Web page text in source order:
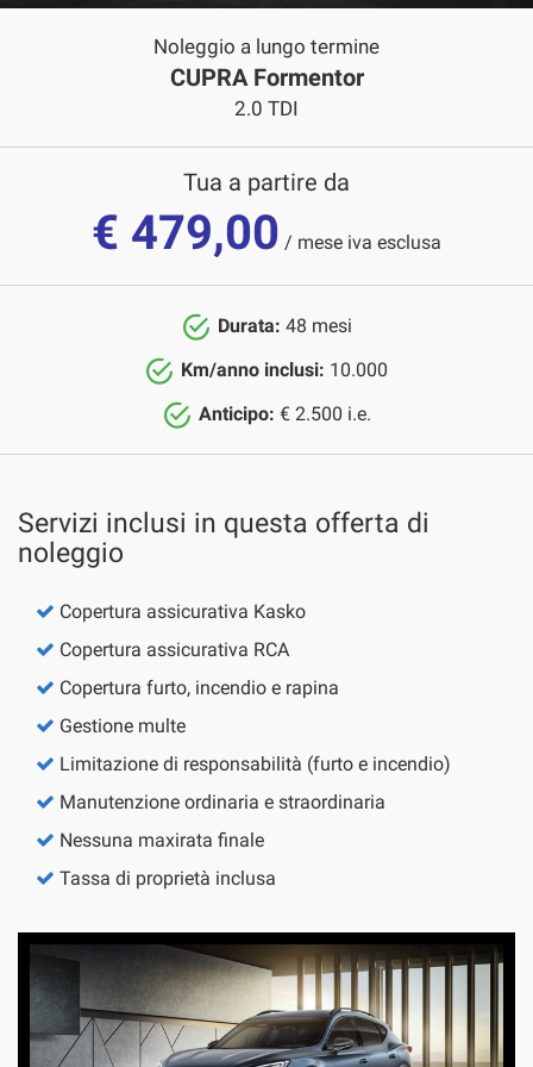
NOLEGGIO A LUNGO TERMINE
QUOTAZIONE USATO
NEWS
AREA COMMERCIANTI
Noleggio a lungo termine
CUPRA Formentor
2.0 TDI
Tua a partire da
€ 479,00 / mese iva esclusa
Durata: 48 mesi
Km/anno inclusi: 10.000
Anticipo: € 2.500 i.e.
Servizi inclusi in questa offerta di
noleggio
Copertura assicurativa Kasko
Copertura assicurativa RCA
Copertura furto, incendio e rapina
Gestione multe
Limitazione di responsabilità (furto e incendio)
Manutenzione ordinaria e straordinaria
Nessuna maxirata finale
Tassa di proprietà inclusa
tracciamento
funzionalità
e
funzionamento
di
questi
tracciamento
si
alla
cookie
Puoi
rivedere
modificare
tue
in
qualsiasi
momento.